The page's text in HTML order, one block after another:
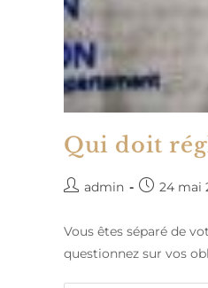
Qui doit
Auteur/autrice
publication :
admin
Publication
24 mai
Vous êtes séparé de
questionnez sur vos